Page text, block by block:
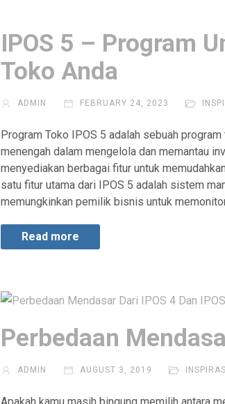
IPOS 5 – Program
Toko Anda
ADMIN FEBRUARY 24, 2023
Program Toko IPOS 5 adalah sebuah
menengah dalam mengelola dan memantau
menyediakan berbagai fitur untuk
satu fitur utama dari IPOS 5 adalah sistem
memungkinkan pemilik bisnis untuk
Read more
Perbedaan
ADMIN AUGUST 3, 2019